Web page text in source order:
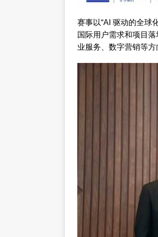
赛事以“AI 驱动的全球
国际用户需求和项目
业服务、数字营销等方